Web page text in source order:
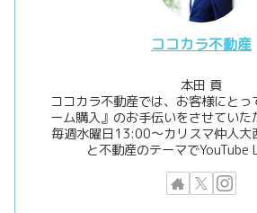
ココカラ不動産
本田 貢
ココカラ不動産では、お客様にと
ーム購入』のお手伝いをさせていた
毎週水曜日13:00〜カリスマ仲人大
と不動産のテーマでYouTube